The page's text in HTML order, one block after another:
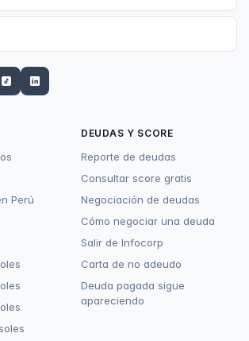
Perú
DEUDAS Y SCORE
Reporte de deudas
Consultar score gratis
Negociación de deudas
Cómo negociar una deuda
Salir de Infocorp
Carta de no adeudo
Deuda pagada sigue
apareciendo